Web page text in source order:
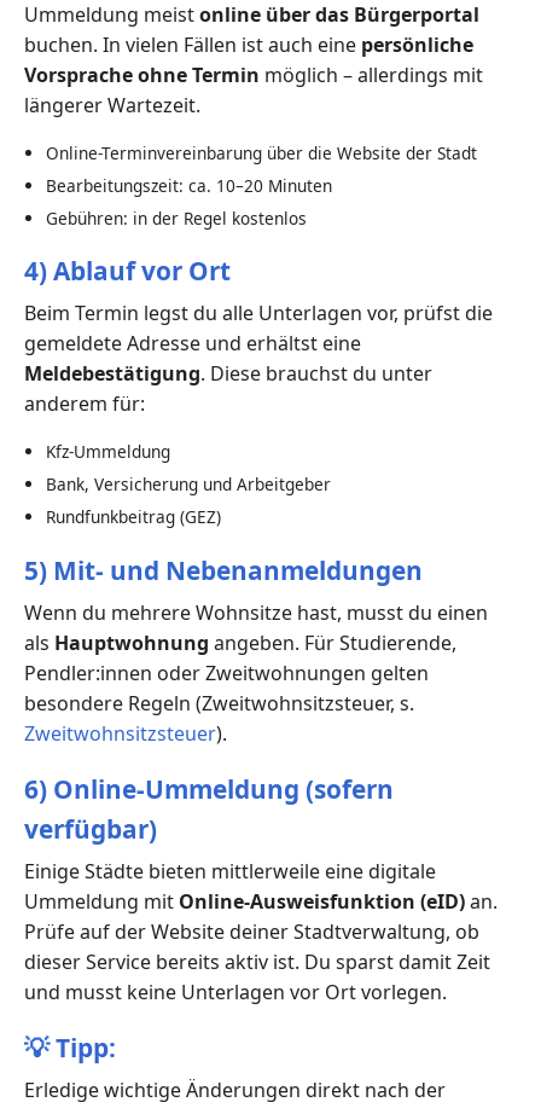
Ummeldung meistonline über das Bürgerportal
buchen. In vielen Fällen ist auch eine persönliche
Vorsprache ohne Termin möglich – allerdings mit
längerer Wartezeit.
Online-Terminvereinbarung über die Website der Stadt
Bearbeitungszeit: ca. 10–20 Minuten
Gebühren: in der Regel kostenlos
4) Ablauf vor Ort
Beim Termin legst du alle Unterlagen vor, prüfst die
gemeldete Adresse und erhältst eine
Meldebestätigung. Diese brauchst du unter
anderem für:
Kfz-Ummeldung
Bank, Versicherung und Arbeitgeber
Rundfunkbeitrag (GEZ)
5) Mit- und Nebenanmeldungen
Wenn du mehrere Wohnsitze hast, musst du einen
als Hauptwohnung angeben. Für Studierende,
Pendler:innen oder Zweitwohnungen gelten
besondere Regeln (Zweitwohnsitzsteuer, s.
Zweitwohnsitzsteuer).
6) Online-Ummeldung (sofern
verfügbar)
Einige Städte bieten mittlerweile eine digitale
Ummeldung mit Online-Ausweisfunktion (eID)an.
Prüfe auf der Website deiner Stadtverwaltung, ob
dieser Service bereits aktiv ist. Du sparst damit Zeit
und musst keine Unterlagen vor Ort vorlegen.
💡Tipp:
Erledige wichtige Änderungen direkt nach der